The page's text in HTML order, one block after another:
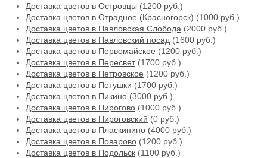
Доставка цветов в Островцы (1200 руб.)
Доставка цветов в Отрадное (Красногорск) (1000 руб.)
Доставка цветов в Павловская Слобода (2000 руб.)
Доставка цветов в Павловский посад (1600 руб.)
Доставка цветов в Первомайское (1200 руб.)
Доставка цветов в Пересвет(1700 руб.)
Доставка цветов в Петровское (1200 руб.)
Доставка цветов в Петушки (1700 руб.)
Доставка цветов в Пикино (3000 руб.)
Доставка цветов в Пирогово (1000 руб.)
Доставка цветов в Пироговский (0 руб.)
Доставка цветов в Пласкинино (4000 руб.)
Доставка цветов в Поварово (1200 руб.)
Доставка цветов в Подольск (1100 руб.)